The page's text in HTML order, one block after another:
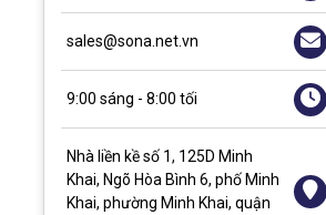
sales@sona.net.vn
9:00 sáng - 8:00 tối
Nhà liền kề số 1, 125D Minh
Khai, Ngõ Hòa Bình 6, phố Minh
Khai, phường Minh Khai, quận